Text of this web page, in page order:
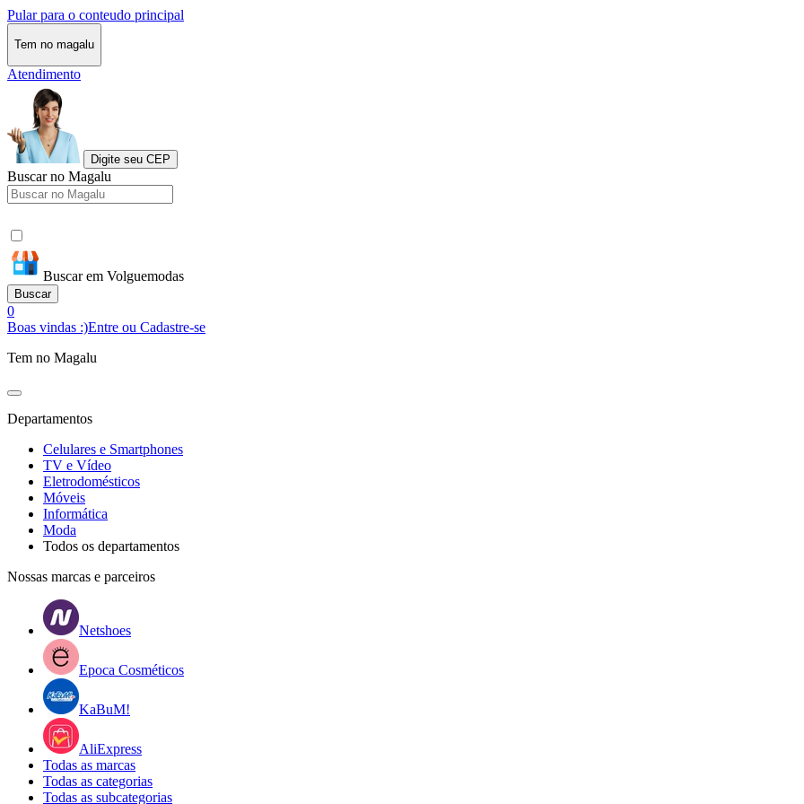
Pular para o conteudo principal
Tem no magalu
Atendimento
Digite seu CEP
Buscar no Magalu
Buscar em Volguemodas
Buscar
0
Boas vindas :)Entre ou Cadastre-se
Tem no Magalu
Departamentos
Celulares e Smartphones
TV e Vídeo
Eletrodomésticos
Móveis
Informática
Moda
Todos os departamentos
Nossas marcas e parceiros
Netshoes
Epoca Cosméticos
KaBuM!
AliExpress
Todas as marcas
Todas as categorias
Todas as subcategorias